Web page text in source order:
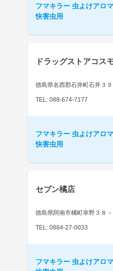
フマキラー 虫よけアロ
快害虫用
ドラッグストアコス
徳島県名西郡石井町石井３９
TEL: 088-674-7177
フマキラー 虫よけアロ
快害虫用
セブン橘店
徳島県阿南市橘町幸野３８－
TEL: 0884-27-0033
フマキラー 虫よけアロ